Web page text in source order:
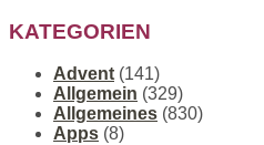
KATEGORIEN
Advent (141)
Allgemein (329)
Allgemeines (830)
Apps (8)